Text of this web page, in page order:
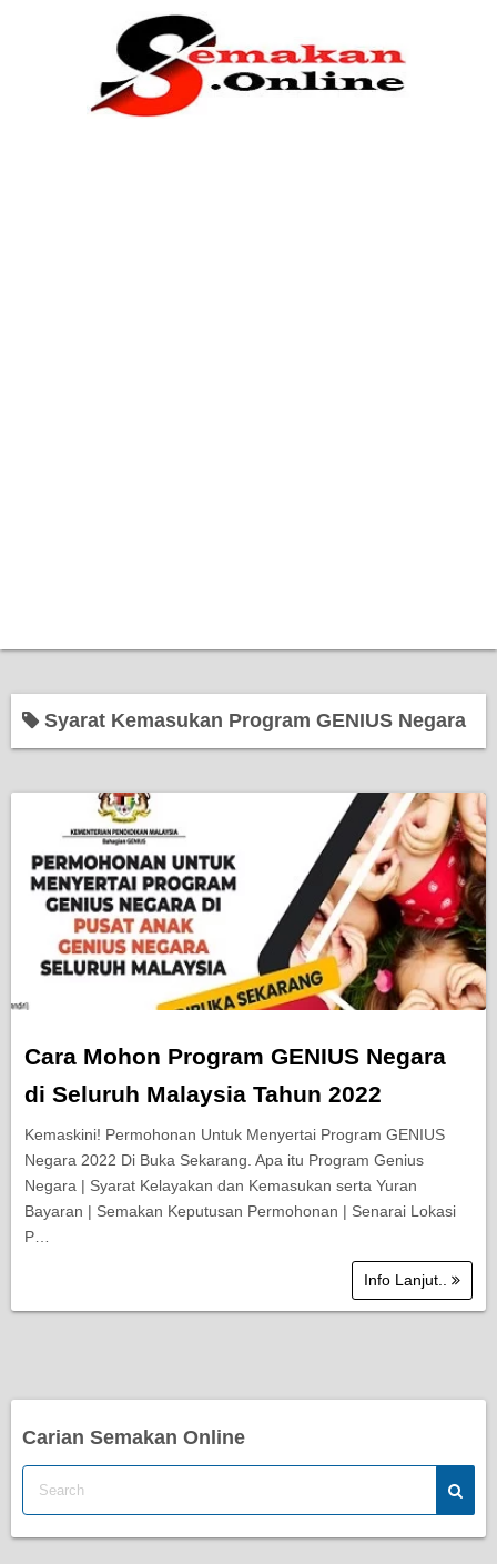
Syarat Kemasukan Program GENIUS Negara
Cara Mohon Program GENIUS Negara
di Seluruh Malaysia Tahun 2022
Kemaskini! Permohonan Untuk Menyertai Program GENIUS
Negara 2022 Di Buka Sekarang. Apa itu Program Genius
Negara | Syarat Kelayakan dan Kemasukan serta Yuran
Bayaran | Semakan Keputusan Permohonan | Senarai Lokasi
P…
Info Lanjut..
Carian Semakan Online